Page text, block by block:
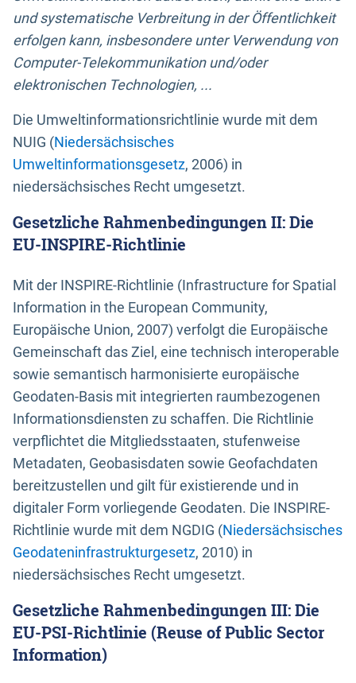
und systematische Verbreitung in der Öffentlichkeit
erfolgen kann, insbesondere unter Verwendung von
Computer-Telekommunikation und/oder
elektronischen Technologien, ...
Die Umweltinformationsrichtlinie wurde mit dem
NUIG (Niedersächsisches
Umweltinformationsgesetz, 2006) in
niedersächsisches Recht umgesetzt.
Gesetzliche Rahmenbedingungen II: Die
EU-INSPIRE-Richtlinie
Mit der INSPIRE-Richtlinie (Infrastructure for Spatial
Information in the European Community,
Europäische Union, 2007) verfolgt die Europäische
Gemeinschaft das Ziel, eine technisch interoperable
sowie semantisch harmonisierte europäische
Geodaten-Basis mit integrierten raumbezogenen
Informationsdiensten zu schaffen. Die Richtlinie
verpflichtet die Mitgliedsstaaten, stufenweise
Metadaten, Geobasisdaten sowie Geofachdaten
bereitzustellen und gilt für existierende und in
digitaler Form vorliegende Geodaten. Die INSPIRE-
Richtlinie wurde mit dem NGDIG (Niedersächsisches
Geodateninfrastrukturgesetz, 2010) in
niedersächsisches Recht umgesetzt.
Gesetzliche Rahmenbedingungen III: Die
EU-PSI-Richtlinie (Reuse of Public Sector
Information)